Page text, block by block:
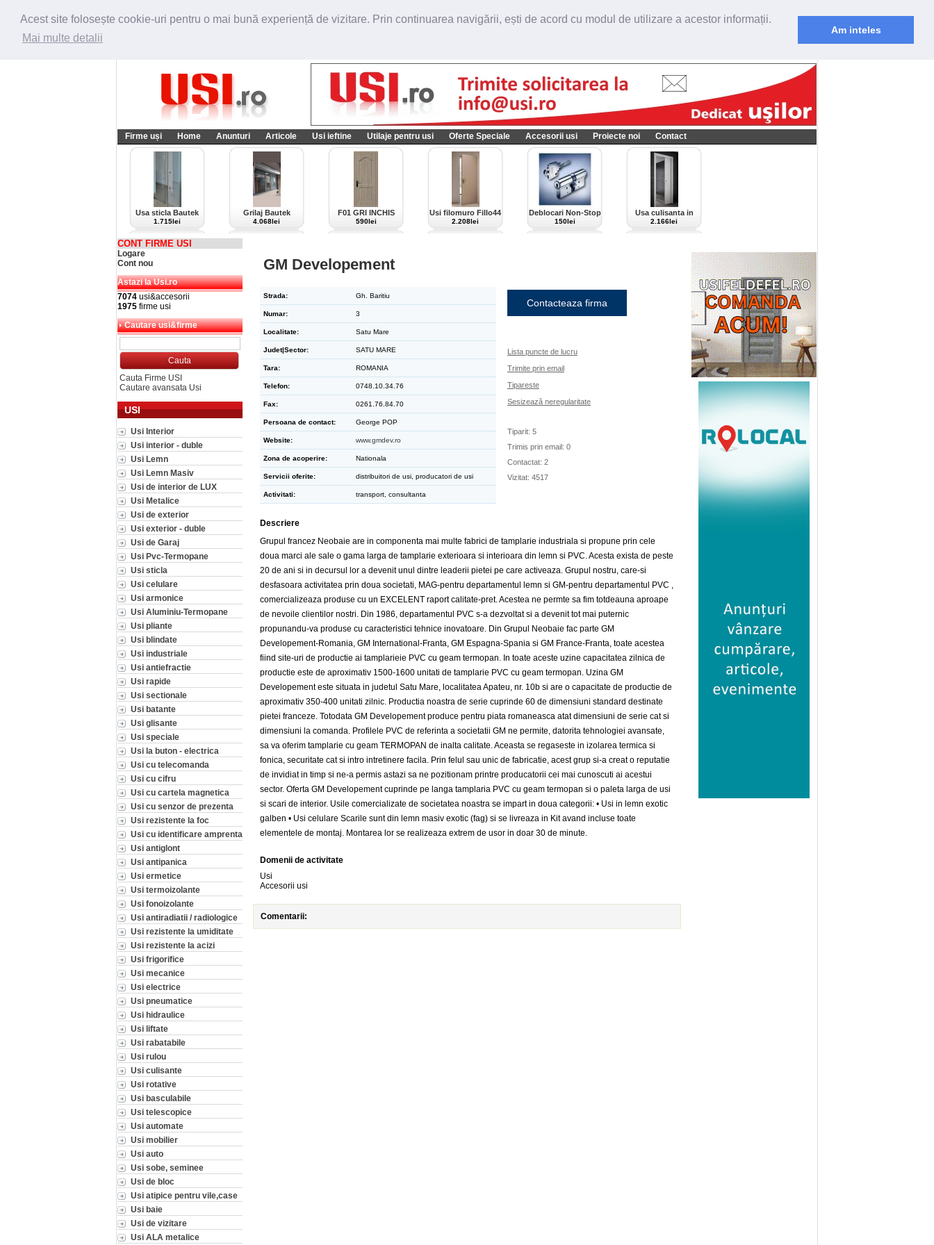
Acest site folosește cookie-uri pentru o mai bună experiență de vizitare. Prin continuarea navigării, ești de acord cu modul de utilizare a acestor informații.
Mai multe detalii
Am inteles
Firme uși Home Anunturi Articole Usi ieftine Utilaje pentru usi Oferte Speciale Accesorii usi Proiecte noi Contact
Usa sticla Bautek
1.715lei
Grilaj Bautek
4.068lei
F01 GRI INCHIS
590lei
Usi filomuro Fillo44
import Italia
2.208lei
Deblocari Non-Stop
150lei
Usa culisanta in
perete Scrigno,
2.166lei
CONT FIRME USI
Logare
Cont nou
Astazi la Usi.ro
7074 usi&accesorii
1975 firme usi
Cautare usi&firme
Cauta Firme USI
Cautare avansata Usi
USI
Usi Interior
Usi interior - duble
Usi Lemn
Usi Lemn Masiv
Usi de interior de LUX
Usi Metalice
Usi de exterior
Usi exterior - duble
Usi de Garaj
Usi Pvc-Termopane
Usi sticla
Usi celulare
Usi armonice
Usi Aluminiu-Termopane
Usi pliante
Usi blindate
Usi industriale
Usi antiefractie
Usi rapide
Usi sectionale
Usi batante
Usi glisante
Usi speciale
Usi la buton - electrica
Usi cu telecomanda
Usi cu cifru
Usi cu cartela magnetica
Usi cu senzor de prezenta
Usi rezistente la foc
Usi cu identificare amprenta
Usi antiglont
Usi antipanica
Usi ermetice
Usi termoizolante
Usi fonoizolante
Usi antiradiatii / radiologice
Usi rezistente la umiditate
Usi rezistente la acizi
Usi frigorifice
Usi mecanice
Usi electrice
Usi pneumatice
Usi hidraulice
Usi liftate
Usi rabatabile
Usi rulou
Usi culisante
Usi rotative
Usi basculabile
Usi telescopice
Usi automate
Usi mobilier
Usi auto
Usi sobe, seminee
Usi de bloc
Usi atipice pentru vile,case
Usi baie
Usi de vizitare
Usi ALA metalice
GM Developement
Strada: Gh. Baritiu
Numar: 3
Localitate: Satu Mare
Judet|Sector: SATU MARE
Tara: ROMANIA
Telefon: 0748.10.34.76
Fax: 0261.76.84.70
Persoana de contact: George POP
Website: www.gmdev.ro
Zona de acoperire: Nationala
Servicii oferite: distribuitori de usi, producatori de usi
Activitati: transport, consultanta
Contacteaza firma
Lista puncte de lucru
Trimite prin email
Tipareste
Sesizează neregularitate
Tiparit: 5
Trimis prin email: 0
Contactat: 2
Vizitat: 4517
Descriere
Grupul francez Neobaie are in componenta mai multe fabrici de tamplarie industriala si propune prin cele
doua marci ale sale o gama larga de tamplarie exterioara si interioara din lemn si PVC. Acesta exista de peste
20 de ani si in decursul lor a devenit unul dintre leaderii pietei pe care activeaza. Grupul nostru, care-si
desfasoara activitatea prin doua societati, MAG-pentru departamentul lemn si GM-pentru departamentul PVC ,
comercializeaza produse cu un EXCELENT raport calitate-pret. Acestea ne permte sa fim totdeauna aproape
de nevoile clientilor nostri. Din 1986, departamentul PVC s-a dezvoltat si a devenit tot mai puternic
propunandu-va produse cu caracteristici tehnice inovatoare. Din Grupul Neobaie fac parte GM
Developement-Romania, GM International-Franta, GM Espagna-Spania si GM France-Franta, toate acestea
fiind site-uri de productie ai tamplarieie PVC cu geam termopan. In toate aceste uzine capacitatea zilnica de
productie este de aproximativ 1500-1600 unitati de tamplarie PVC cu geam termopan. Uzina GM
Developement este situata in judetul Satu Mare, localitatea Apateu, nr. 10b si are o capacitate de productie de
aproximativ 350-400 unitati zilnic. Productia noastra de serie cuprinde 60 de dimensiuni standard destinate
pietei franceze. Totodata GM Developement produce pentru piata romaneasca atat dimensiuni de serie cat si
dimensiuni la comanda. Profilele PVC de referinta a societatii GM ne permite, datorita tehnologiei avansate,
sa va oferim tamplarie cu geam TERMOPAN de inalta calitate. Aceasta se regaseste in izolarea termica si
fonica, securitate cat si intro intretinere facila. Prin felul sau unic de fabricatie, acest grup si-a creat o reputatie
de invidiat in timp si ne-a permis astazi sa ne pozitionam printre producatorii cei mai cunoscuti ai acestui
sector. Oferta GM Developement cuprinde pe langa tamplaria PVC cu geam termopan si o paleta larga de usi
si scari de interior. Usile comercializate de societatea noastra se impart in doua categorii: • Usi in lemn exotic
galben • Usi celulare Scarile sunt din lemn masiv exotic (fag) si se livreaza in Kit avand incluse toate
elementele de montaj. Montarea lor se realizeaza extrem de usor in doar 30 de minute.
Domenii de activitate
Usi
Accesorii usi
Comentarii: